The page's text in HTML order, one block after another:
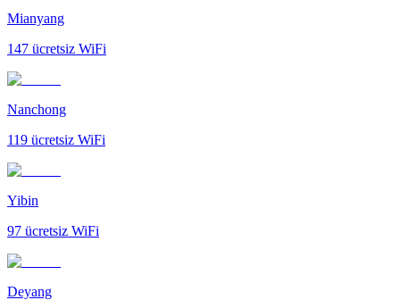
Mianyang
147 ücretsiz WiFi
Nanchong
119 ücretsiz WiFi
Yibin
97 ücretsiz WiFi
Deyang